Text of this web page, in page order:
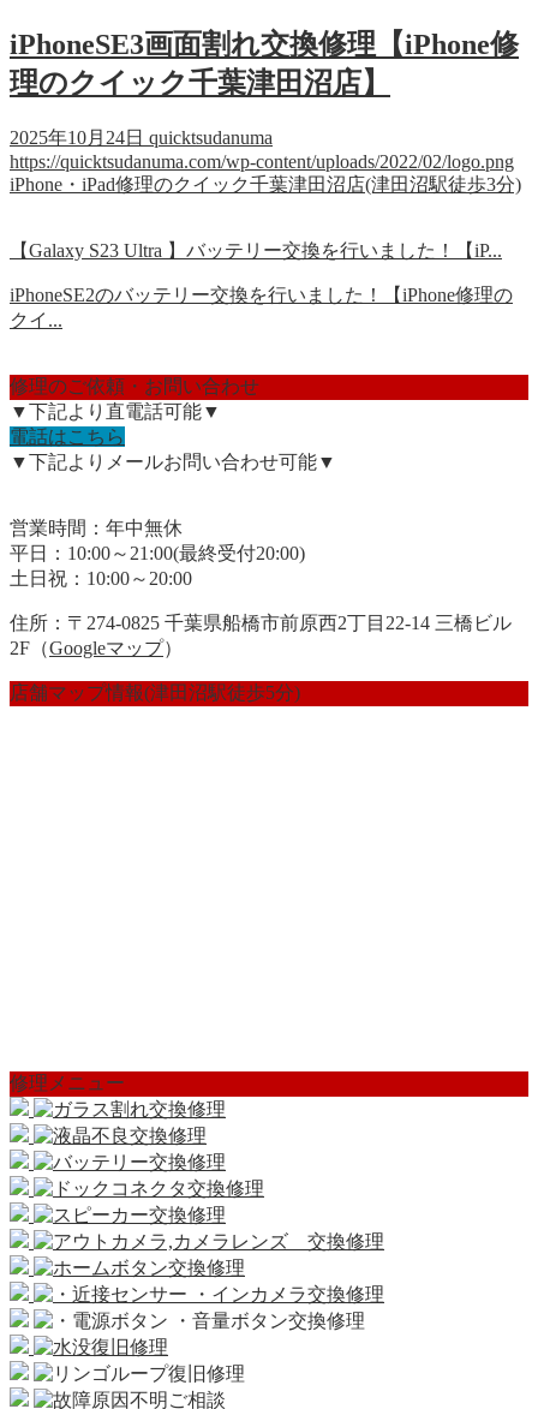
iPhoneSE3画面割れ交換修理【iPhone修
理のクイック千葉津田沼店】
2025年10月24日 quicktsudanuma
https://quicktsudanuma.com/wp-content/uploads/2022/02/logo.png
iPhone・iPad修理のクイック千葉津田沼店(津田沼駅徒歩3分)
【Galaxy S23 Ultra 】バッテリー交換を行いました！【iP...
iPhoneSE2のバッテリー交換を行いました！【iPhone修理の
クイ...
修理のご依頼・お問い合わせ
▼下記より直電話可能▼
電話はこちら
▼下記よりメールお問い合わせ可能▼
営業時間：年中無休
平日：10:00～21:00(最終受付20:00)
土日祝：10:00～20:00
住所：〒274-0825 千葉県船橋市前原西2丁目22-14 三橋ビル
2F（Googleマップ）
店舗マップ情報(津田沼駅徒歩5分)
修理メニュー